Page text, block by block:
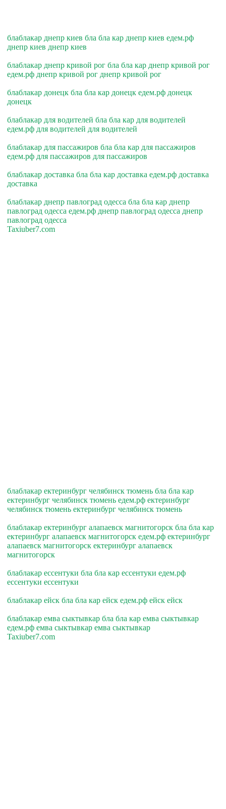
блаблакар днепр киев бла бла кар днепр киев едем.рф
днепр киев днепр киев
блаблакар днепр кривой рог бла бла кар днепр кривой рог
едем.рф днепр кривой рог днепр кривой рог
блаблакар донецк бла бла кар донецк едем.рф донецк
донецк
блаблакар для водителей бла бла кар для водителей
едем.рф для водителей для водителей
блаблакар для пассажиров бла бла кар для пассажиров
едем.рф для пассажиров для пассажиров
блаблакар доставка бла бла кар доставка едем.рф доставка
доставка
блаблакар днепр павлоград одесса бла бла кар днепр
павлоград одесса едем.рф днепр павлоград одесса днепр
павлоград одесса
Taxiuber7.com
блаблакар ектеринбург челябинск тюмень бла бла кар
ектеринбург челябинск тюмень едем.рф ектеринбург
челябинск тюмень ектеринбург челябинск тюмень
блаблакар ектеринбург алапаевск магнитогорск бла бла кар
ектеринбург алапаевск магнитогорск едем.рф ектеринбург
алапаевск магнитогорск ектеринбург алапаевск
магнитогорск
блаблакар ессентуки бла бла кар ессентуки едем.рф
ессентуки ессентуки
блаблакар ейск бла бла кар ейск едем.рф ейск ейск
блаблакар емва сыктывкар бла бла кар емва сыктывкар
едем.рф емва сыктывкар емва сыктывкар
Taxiuber7.com